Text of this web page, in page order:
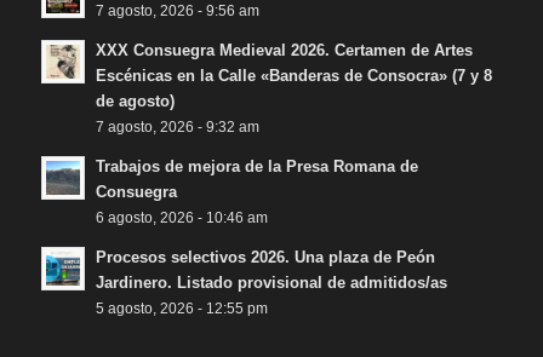
7 agosto, 2026 - 9:56 am
XXX Consuegra Medieval 2026. Certamen de Artes
Escénicas en la Calle «Banderas de Consocra» (7 y 8
de agosto)
7 agosto, 2026 - 9:32 am
Trabajos de mejora de la Presa Romana de
Consuegra
6 agosto, 2026 - 10:46 am
Procesos selectivos 2026. Una plaza de Peón
Jardinero. Listado provisional de admitidos/as
5 agosto, 2026 - 12:55 pm